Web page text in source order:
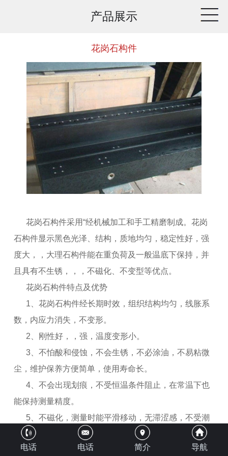
产品展示
花岗石构件
花岗石构件采用“经机械加工和手工精磨制成。花岗
石构件显示黑色光泽、结构，质地均匀，稳定性好，强
度大，，大理石构件能在重负荷及一般温底下保持，并
且具有不生锈，，，不磁化、不变型等优点。
花岗石构件特点及优势
1、花岗石构件经长期时效，组织结构均匀，线胀系
数，内应力消失，不变形。
2、刚性好，，强，温度变形小。
3、不怕酸和侵蚀，不会生锈，不必涂油，不易粘微
尘，维护保养方便简单，使用寿命长。
4、不会出现划痕，不受恒温条件阻止，在常温下也
能保持测量精度。
5、不磁化，测量时能平滑移动，无滞涩感，不受潮
湿影响，平面稳 定好。
花岗石平台与构件制品的发展趋势主要体现在以下几
电话 电话 简介 导航